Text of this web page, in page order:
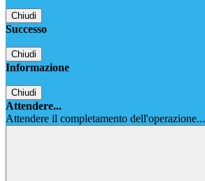
Chiudi
Successo
Chiudi
Informazione
Chiudi
Attendere...
Attendere il completamento dell'operazione...